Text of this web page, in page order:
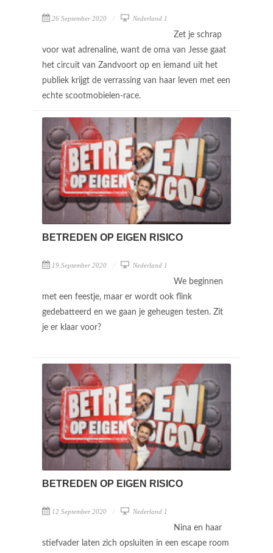
26 September 2020 Nederland 1
Zet je schrap
voor wat adrenaline, want de oma van Jesse gaat
het circuit van Zandvoort op en iemand uit het
publiek krijgt de verrassing van haar leven met een
echte scootmobielen-race.
BETREDEN OP EIGEN RISICO
19 September 2020 Nederland 1
We beginnen
met een feestje, maar er wordt ook flink
gedebatteerd en we gaan je geheugen testen. Zit
je er klaar voor?
BETREDEN OP EIGEN RISICO
12 September 2020 Nederland 1
Nina en haar
stiefvader laten zich opsluiten in een escape room